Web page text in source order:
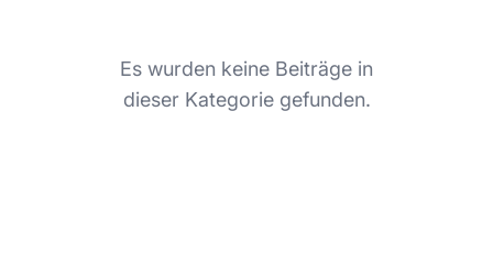
Es wurden keine Beiträge in
dieser Kategorie gefunden.